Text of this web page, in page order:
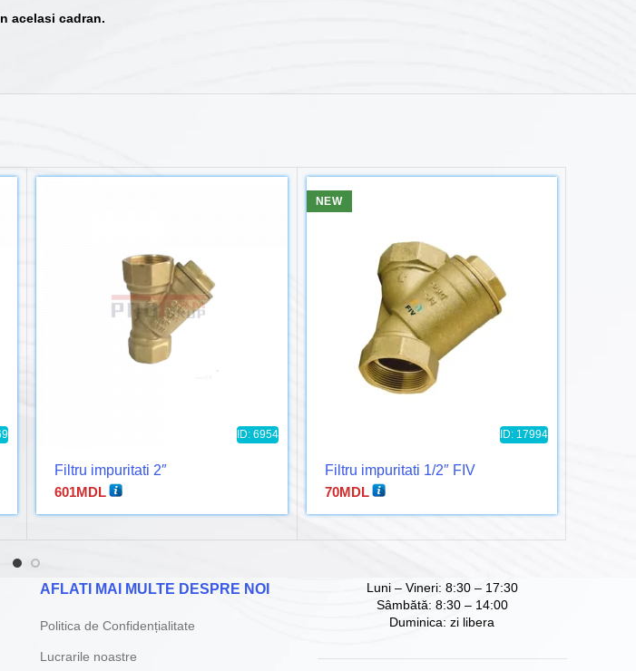
acelasi cadran.
ID: 6954
Filtru impuritati 2″
601MDL
ID: 17994
NEW
Filtru impuritati 1/2″ FIV
70MDL
AFLATI MAI MULTE DESPRE NOI
Politica de Confidențialitate
Lucrarile noastre
Luni – Vineri: 8:30 – 17:30
Sâmbătă: 8:30 – 14:00
Duminica: zi libera